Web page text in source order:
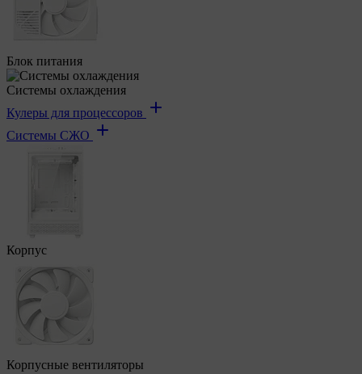
Блок питания
Системы охлаждения
Кулеры для процессоров
Системы СЖО
Корпус
Корпусные вентиляторы